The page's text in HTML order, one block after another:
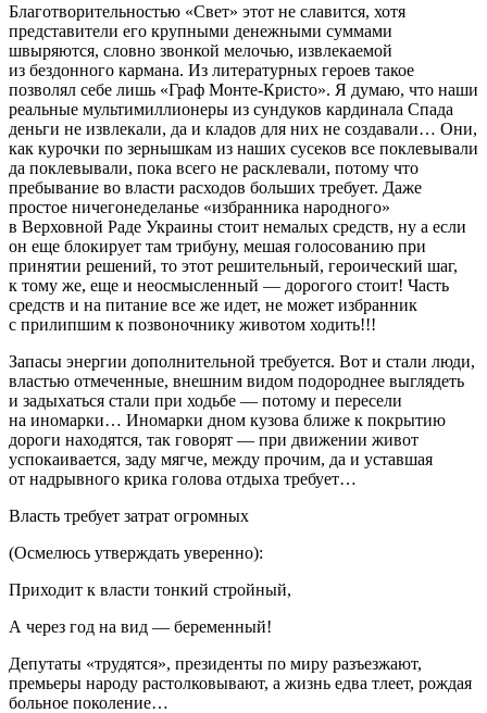
Благотворительностью «Свет» этот не славится, хотя
представители его крупными денежными суммами
швыряются, словно звонкой мелочью, извлекаемой
из бездонного кармана. Из литературных героев такое
позволял себе лишь «Граф Монте-Кристо». Я думаю, что наши
реальные мультимиллионеры из сундуков кардинала Спада
деньги не извлекали, да и кладов для них не создавали… Они,
как курочки по зернышкам из наших сусеков все поклевывали
да поклевывали, пока всего не расклевали, потому что
пребывание во власти расходов больших требует. Даже
простое ничегонеделанье «избранника народного»
в Верховной Раде Украины стоит немалых средств, ну а если
он еще блокирует там трибуну, мешая голосованию при
принятии решений, то этот решительный, героический шаг,
к тому же, еще и неосмысленный — дорогого стоит! Часть
средств и на питание все же идет, не может избранник
с прилипшим к позвоночнику животом ходить!!!
Запасы энергии дополнительной требуется. Вот и стали люди,
властью отмеченные, внешним видом подороднее выглядеть
и задыхаться стали при ходьбе — потому и пересели
на иномарки… Иномарки дном кузова ближе к покрытию
дороги находятся, так говорят — при движении живот
успокаивается, заду мягче, между прочим, да и уставшая
от надрывного крика голова отдыха требует…
Власть требует затрат огромных
(Осмелюсь утверждать уверенно):
Приходит к власти тонкий стройный,
А через год на вид — беременный!
Депутаты «трудятся», президенты по миру разъезжают,
премьеры народу растолковывают, а жизнь едва тлеет, рождая
больное поколение…